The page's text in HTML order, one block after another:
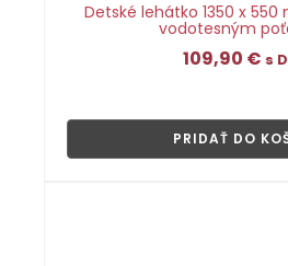
Detské lehátko 1350 x
vodotesným
109,90 € s
PRIDAŤ DO